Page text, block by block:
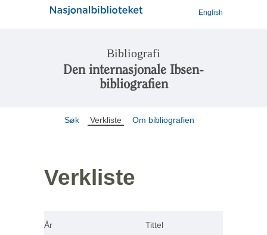
English
Bibliografi
Den internasjonale Ibsen-
bibliografien
Søk Verkliste Om bibliografien
Verkliste
År Tittel